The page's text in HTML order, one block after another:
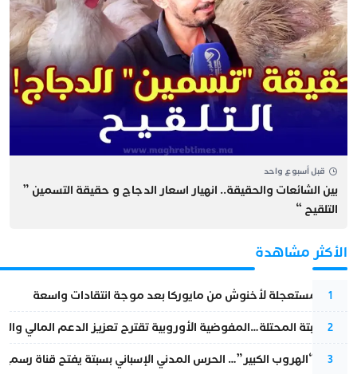
قبل أسبوع واحد
بين الشائعات والحقيقة.. انهيار اسعار الدجاج و حقيقة التسمين ”
التلقيح “
الأكثر مشاهدة
1
عودة مستعجلة لأخنوش من مايوركا بعد موجة انتقادات واسعة
2
أزمة سبتة المحتلة…المفوضية الأوروبية تقترح تعزيز الدعم المالي
3
عملية “الهروب الكبير”… الحرس المدني الإسباني بسبتة يفتح قناة